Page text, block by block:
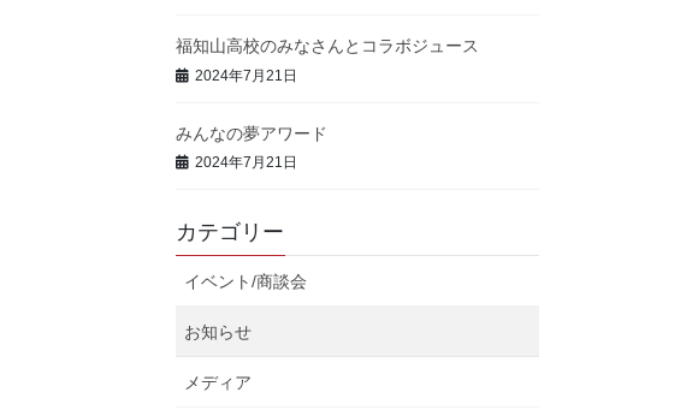
福知山高校のみなさんとコラボジュース
2024年7月21日
みんなの夢アワード
2024年7月21日
カテゴリー
イベント/商談会
お知らせ
メディア